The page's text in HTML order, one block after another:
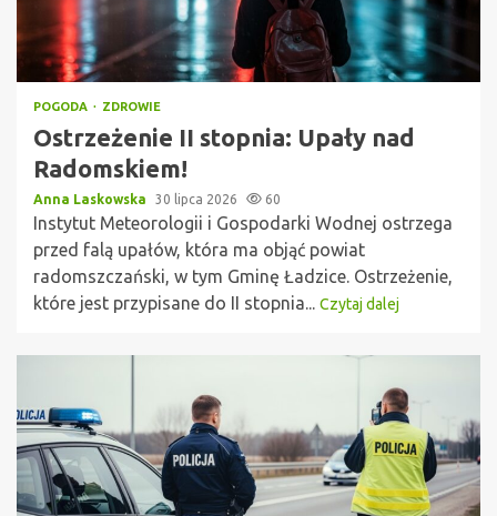
POGODA ZDROWIE
Ostrzeżenie II stopnia: Upały nad
Radomskiem!
Anna Laskowska 30 lipca 2026 60
Instytut Meteorologii i Gospodarki Wodnej ostrzega
przed falą upałów, która ma objąć powiat
radomszczański, w tym Gminę Ładzice. Ostrzeżenie,
które jest przypisane do II stopnia... Czytaj dalej